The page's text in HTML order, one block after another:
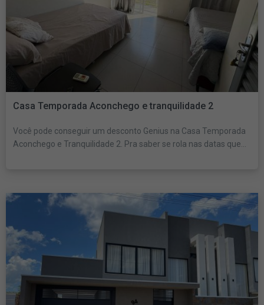
Casa Temporada Aconchego e tranquilidade 2
Você pode conseguir um desconto Genius na Casa Temporada
Aconchego e Tranquilidade 2. Pra saber se rola nas datas que...